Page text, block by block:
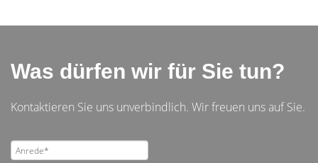
Was dürfen wir für Sie tun?
Kontaktieren Sie uns unverbindlich. Wir freuen uns auf Sie.